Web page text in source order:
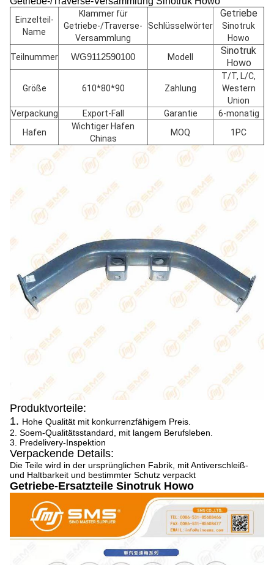
Einzelteil-
Name
Klammer für
Getriebe-/Traverse-
Versammlung
Schlüsselwörter
Getriebe
Sinotruk
Howo
Teilnummer
WG9112590100 Modell
Sinotruk
Howo
Größe 610*80*90 Zahlung
T/T, L/C,
Western
Union
Verpackung
Export-Fall Garantie
6-monatig
Hafen
Wichtiger Hafen
Chinas
MOQ 1PC
Produktvorteile:
1. Hohe Qualität mit konkurrenzfähigem Preis.
2. Soem-Qualitätsstandard, mit langem Berufsleben.
3. Predelivery-Inspektion
Verpackende Details:
Die Teile wird in der ursprünglichen Fabrik, mit Antiverschleiß-
und Haltbarkeit und bestimmter Schutz verpackt
Getriebe-Ersatzteile Sinotruk Howo